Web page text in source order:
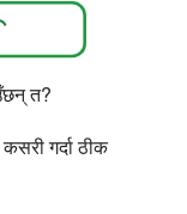
त?
गर्दा ठीक